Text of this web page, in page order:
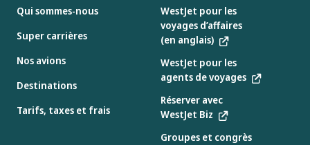
Qui sommes-nous
Super carrières
Nos avions
Destinations
Tarifs, taxes et frais
WestJet pour les
voyages d’affaires
(en anglais)
WestJet pour les
agents de voyages
Réserver avec
WestJet Biz
Groupes et congrès